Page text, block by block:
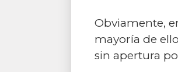
Obviamente,
mayoría de
sin apertura